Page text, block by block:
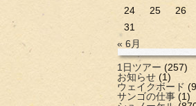
24
25 26
31
« 6月
1日ツアー (257)
お知らせ (1)
ウェイクボード
サンゴの仕事 (1)